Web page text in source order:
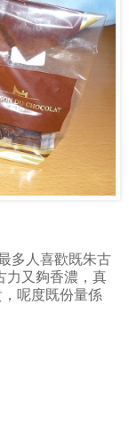
多人喜歡既朱古
力又夠香濃，真
呢度既份量係